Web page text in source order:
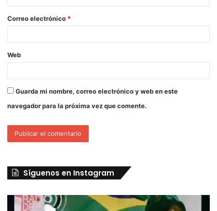
Correo electrónico *
Web
Guarda mi nombre, correo electrónico y web en este
navegador para la próxima vez que comente.
Síguenos en Instagram